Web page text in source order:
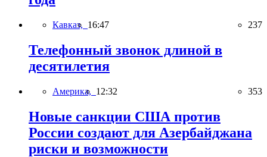
Кавказ, 16:47 237
Телефонный звонок длиной в
десятилетия
Америка, 12:32 353
Новые санкции США против
России создают для Азербайджана
риски и возможности